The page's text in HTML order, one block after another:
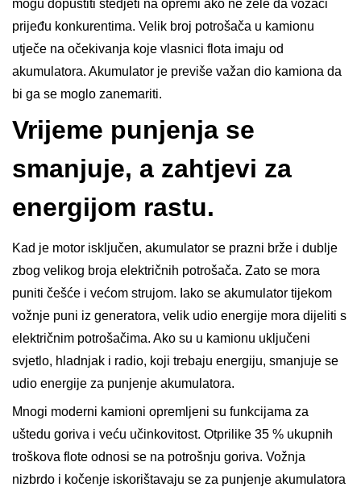
mogu dopustiti štedjeti na opremi ako ne žele da vozači
prijeđu konkurentima. Velik broj potrošača u kamionu
utječe na očekivanja koje vlasnici flota imaju od
akumulatora. Akumulator je previše važan dio kamiona da
bi ga se moglo zanemariti.
Vrijeme punjenja se
smanjuje, a zahtjevi za
energijom rastu.
Kad je motor isključen, akumulator se prazni brže i dublje
zbog velikog broja električnih potrošača. Zato se mora
puniti češće i većom strujom. Iako se akumulator tijekom
vožnje puni iz generatora, velik udio energije mora dijeliti s
električnim potrošačima. Ako su u kamionu uključeni
svjetlo, hladnjak i radio, koji trebaju energiju, smanjuje se
udio energije za punjenje akumulatora.
Mnogi moderni kamioni opremljeni su funkcijama za
uštedu goriva i veću učinkovitost. Otprilike 35 % ukupnih
troškova flote odnosi se na potrošnju goriva. Vožnja
nizbrdo i kočenje iskorištavaju se za punjenje akumulatora